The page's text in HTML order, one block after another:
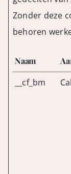
Zonder deze
behoren
Naam
__cf_bm